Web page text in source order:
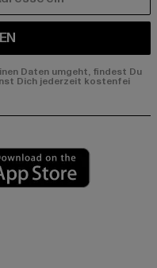
Daten umgeht, findest Du
Dich jederzeit kostenfei